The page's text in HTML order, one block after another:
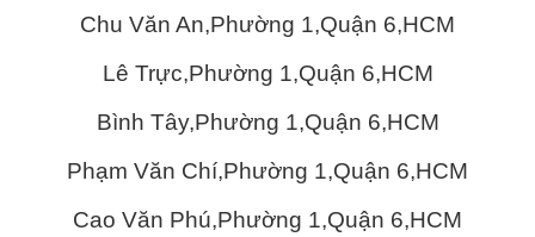
Chu Văn An,Phường 1,Quận 6,HCM
Lê Trực,Phường 1,Quận 6,HCM
Bình Tây,Phường 1,Quận 6,HCM
Phạm Văn Chí,Phường 1,Quận 6,HCM
Cao Văn Phú,Phường 1,Quận 6,HCM